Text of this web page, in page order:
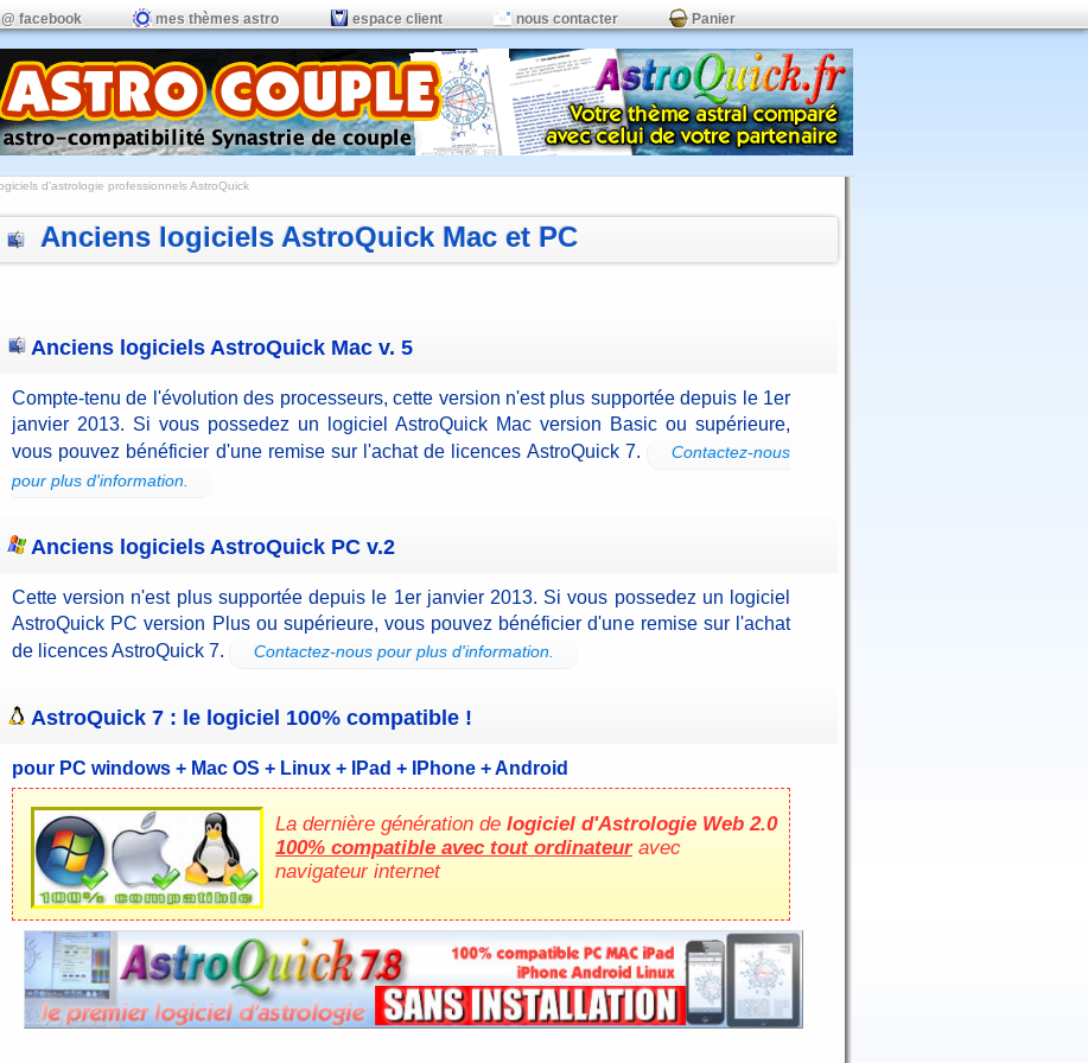
facebook mes thèmes astro espace client nous contacter Panier
d'astrologie professionnels AstroQuick
Anciens logiciels AstroQuick Mac et PC
Anciens logiciels AstroQuick Mac v. 5
Compte-tenu de l'évolution des processeurs, cette version n'est plus supportée depuis le 1er
janvier 2013. Si vous possedez un logiciel AstroQuick Mac version Basic ou supérieure,
vous pouvez bénéficier d'une remise sur l'achat de licences AstroQuick 7.
Contactez-nous
pour plus d'information.
Anciens logiciels AstroQuick PC v.2
Cette version n'est plus supportée depuis le 1er janvier 2013. Si vous possedez un logiciel
AstroQuick PC version Plus ou supérieure, vous pouvez bénéficier d'une remise sur l'achat
de licences AstroQuick 7.
Contactez-nous pour plus d'information.
AstroQuick 7 : le logiciel 100% compatible !
pour PC windows + Mac OS + Linux + IPad + IPhone + Android
La dernière génération de logiciel d'Astrologie Web 2.0
100% compatible avec tout ordinateuravec
navigateur internet